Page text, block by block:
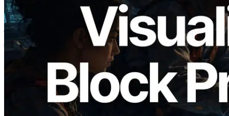
Validators Solutions ने Solana Block
Analyzer लॉन्च किया — प्रति-slot ब्लॉक
उत्पादन समय और नियुक्त वैलिडेटर का
विज़ुअलाइज़ेशन